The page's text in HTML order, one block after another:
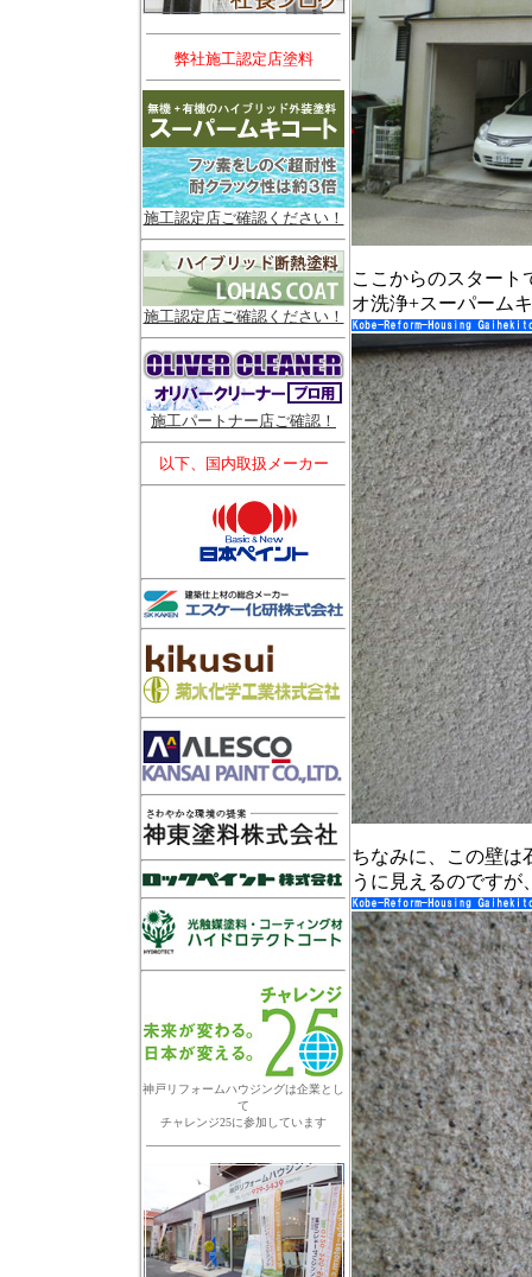
弊社施工認定店塗料
施工認定店ご確認ください！
施工認定店ご確認ください！
施工パートナー店ご確認！
以下、国内取扱メーカー
神戸リフォームハウジングは企業とし
て
チャレンジ25に参加しています
ここからのスタート
オ洗浄+スーパーム
ちなみに、この壁は
うに見えるのです